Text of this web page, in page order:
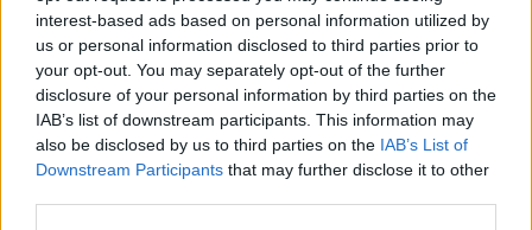
interest-based ads based on personal information utilized by
us or personal information disclosed to third parties prior to
your opt-out. You may separately opt-out of the further
disclosure of your personal information by third parties on the
IAB’s list of downstream participants. This information may
also be disclosed by us to third parties on the IAB’s List of
Downstream Participants that may further disclose it to other
φέτος να στείλει ένα ισχυρό μήνυμα αποδοχής,
ισότιμης συμμετοχής και σεβασμού στη
διαφορετικότητα, μέσα από τη δύναμη του
αθλητισμού. Η HELLENiQ ENERGY στηρίζει
διαχρονικά την Ελληνική Παραολυμπιακή
Επιτροπή και τους Έλληνες αθλητές με αναπηρία,
ως σταθερός υποστηρικτής από το 2018.